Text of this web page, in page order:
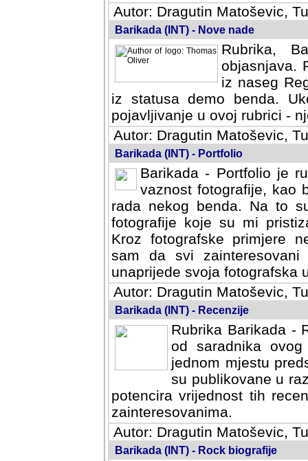
Autor: Dragutin Matoševic,
Barikada (INT) - Nove nade
Rubrika,
objasnjava.
iz naseg
iz statusa demo benda.
pojavljivanje u ovoj rubrici -
Autor: Dragutin Matoševic,
Barikada (INT) - Portfolio
Barikada - Portfolio je
vaznost fotografije, kao
rada nekog benda. Na to
fotografije koje su mi
fotografske primjere
svi zainteresovani
svoja fotografska umijeca.
Autor: Dragutin Matoševic,
Barikada (INT) - Recenzije
Rubrika Barikada -
od saradnika
jednom mjestu
su publikovane u
potencira vrijednost tih
zainteresovanima.
Autor: Dragutin Matoševic,
Barikada (INT) - Rock biografije